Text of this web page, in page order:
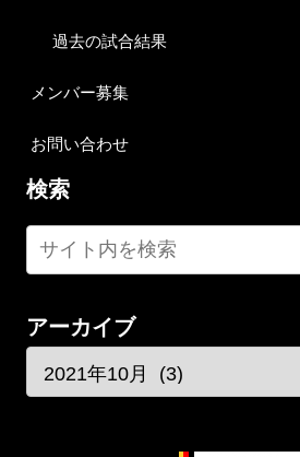
過去の試合結果
メンバー募集
お問い合わせ
検索
アーカイブ